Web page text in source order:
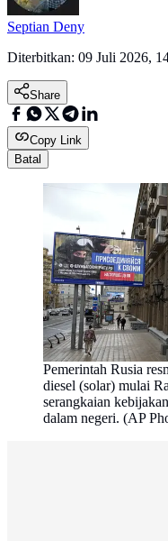
Septian Deny
Diterbitkan: 09 Juli 2026,
Share
Copy Link
Batal
Pemerintah Rusia
diesel (solar) mulai
serangkaian
dalam negeri. (AP